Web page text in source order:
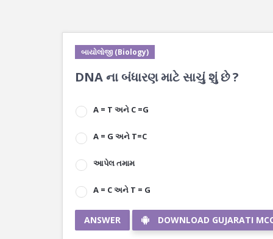
બાયોલોજી (Biology)
DNA ના બંધારણ માટે સાચું શું છે ?
A = T અને C =G
A = G અને T=C
આપેલ તમામ
A = C અને T = G
ANSWER DOWNLOAD GUJARATI